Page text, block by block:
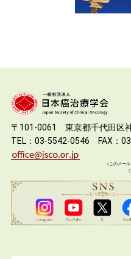
〒101-0061 東京都千代田区
TEL：03-5542-0546 FAX：
（このメー